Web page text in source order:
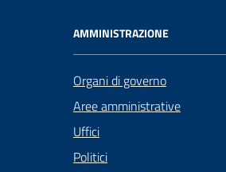
AMMINISTRAZIONE
Organi di governo
Aree amministrative
Uffici
Politici